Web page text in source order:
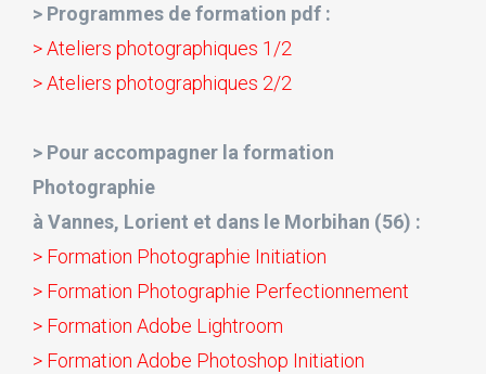
> Programmes de formation pdf :
> Ateliers photographiques 1/2
> Ateliers photographiques 2/2
> Pour accompagner la formation
Photographie
à Vannes, Lorient et dans le Morbihan (56) :
> Formation Photographie Initiation
> Formation Photographie Perfectionnement
> Formation Adobe Lightroom
> Formation Adobe Photoshop Initiation